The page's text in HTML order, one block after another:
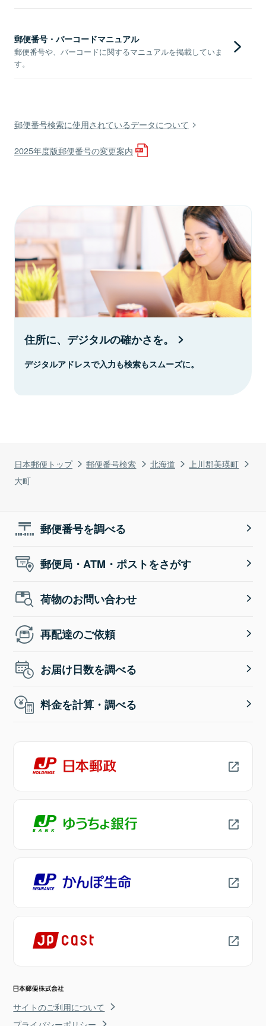
日本郵便トップ 郵便番号検索 北海道
上川郡美瑛町
大町
郵便番号・バーコードマニュアル
郵便番号や、バーコードに関するマニュアルを掲載していま
す。
郵便番号検索に使用されているデータについて
2025年度版郵便番号の変更案内
住所に、デジタルの確かさを。
デジタルアドレスで入力も検索もスムーズに。
郵便番号を調べる
郵便局・ATM・ポストをさがす
荷物のお問い合わせ
再配達のご依頼
お届け日数を調べる
料金を計算・調べる
サイトのご利用について